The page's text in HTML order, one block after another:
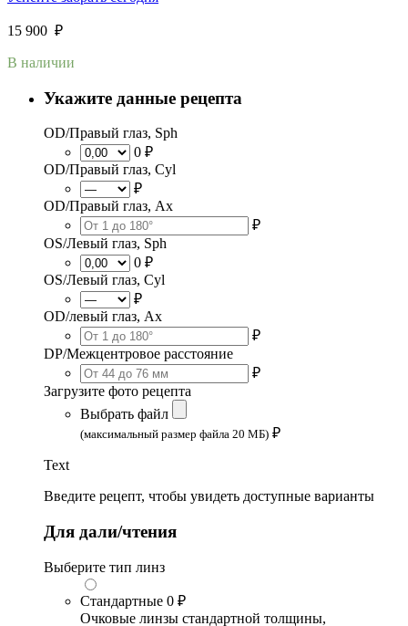
15 900 ₽
В наличии
Укажите данные рецепта
OD/Правый глаз, Sph
0 ₽
OD/Правый глаз, Cyl
₽
OD/Правый глаз, Ax
₽
OS/Левый глаз, Sph
0 ₽
OS/Левый глаз, Cyl
₽
OD/левый глаз, Ax
₽
DP/Межцентровое расстояние
₽
Загрузите фото рецепта
Выбрать файл
(максимальный размер файла 20 МБ) ₽
Text
Введите рецепт, чтобы увидеть доступные варианты
Для дали/чтения
Выберите тип линз
Стандартные 0 ₽
Очковые линзы стандартной толщины,